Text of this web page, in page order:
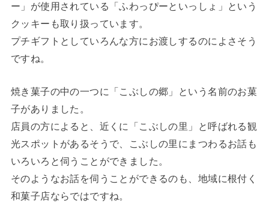
ー」が使用されている「ふわっぴーといっしょ」という
クッキーも取り扱っています。
プチギフトとしていろんな方にお渡しするのによさそう
ですね。
焼き菓子の中の一つに「こぶしの郷」という名前のお菓
子がありました。
店員の方によると、近くに「こぶしの里」と呼ばれる観
光スポットがあるそうで、こぶしの里にまつわるお話も
いろいろと伺うことができました。
そのようなお話を伺うことができるのも、地域に根付く
和菓子店ならではですね。